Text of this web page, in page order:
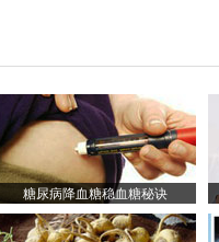
糖尿病降血糖稳血糖秘诀